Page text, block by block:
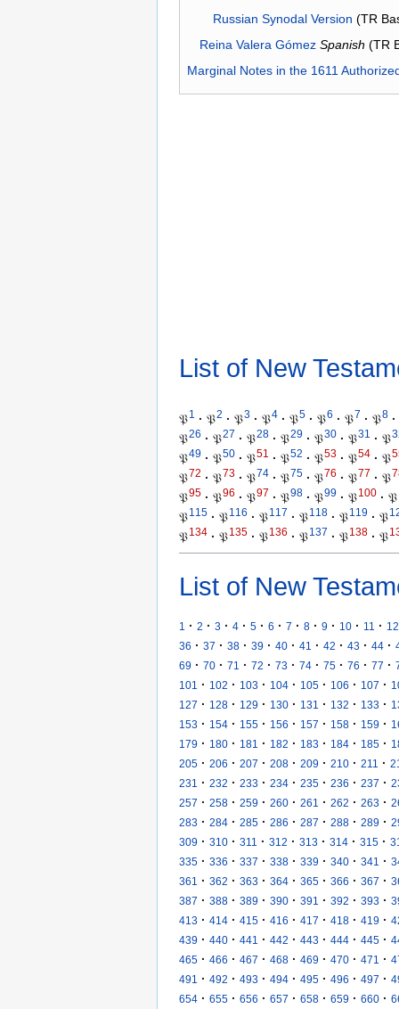
Russian Synodal Version (TR
Reina Valera Gómez Spanish (TR
Marginal Notes in the 1611
List of New
𝔓1 · 𝔓2 · 𝔓3 · 𝔓4 · 𝔓5 · 𝔓6 · 𝔓7 · 𝔓8 ·
𝔓26 · 𝔓27 · 𝔓28 · 𝔓29 · 𝔓30 · 𝔓31 · 𝔓
𝔓49 · 𝔓50 · 𝔓51 · 𝔓52 · 𝔓53 · 𝔓54 · 𝔓
𝔓72 · 𝔓73 · 𝔓74 · 𝔓75 · 𝔓76 · 𝔓77 · 𝔓
𝔓95 · 𝔓96 · 𝔓97 · 𝔓98 · 𝔓99 · 𝔓100 · 𝔓
𝔓115 · 𝔓116 · 𝔓117 · 𝔓118 · 𝔓119 · 𝔓
𝔓134 · 𝔓135 · 𝔓136 · 𝔓137 · 𝔓138 · 𝔓
List of New
1 · 2 · 3 · 4 · 5 · 6 · 7 · 8 · 9 · 10 · 11 · 12
36 · 37 · 38 · 39 · 40 · 41 · 42 · 43 · 44 ·
69 · 70 · 71 · 72 · 73 · 74 · 75 · 76 · 77 ·
101
· 102 · 103 · 104 · 105 · 106 · 107 ·
127 · 128 · 129 · 130 · 131 · 132 · 133 ·
153 · 154 · 155 · 156 · 157 · 158 · 159 ·
179 · 180 · 181 · 182 · 183 · 184 · 185 ·
205 · 206 · 207 · 208 · 209 · 210 · 211 ·
231
· 232 · 233 · 234 · 235 · 236 · 237 ·
257 · 258 · 259 · 260 · 261 · 262 · 263 ·
283 · 284 · 285 · 286 · 287 · 288 · 289 ·
309 · 310 · 311 · 312 · 313 · 314 · 315 ·
335 · 336 · 337 · 338 · 339 · 340 · 341 ·
361
· 362 · 363 · 364 · 365 · 366 · 367 ·
387 · 388 · 389 · 390 · 391 · 392 · 393 ·
413 · 414 · 415 · 416 · 417 · 418 · 419 ·
439 · 440 · 441 · 442 · 443 · 444 · 445 ·
465 · 466 · 467 · 468 · 469 · 470 · 471 ·
491
· 492 · 493 · 494 · 495 · 496 · 497 ·
654 · 655 · 656 · 657 · 658 · 659 · 660 ·